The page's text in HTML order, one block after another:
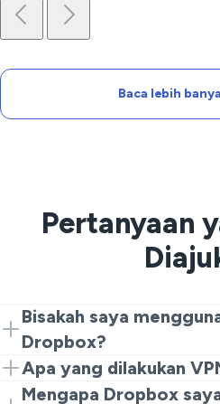
Baca lebih
Pertanyaan
Bisakah saya
Dropbox?
Ya! Sambungkan VeePN,
tersedia, dan akses file Anda
Apa yang dilakukan
Ini mengenkripsi koneksi
Mengapa Dropbox